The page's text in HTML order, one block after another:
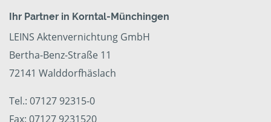
Ihr Partner in Korntal-Münchingen
LEINS Aktenvernichtung GmbH
Bertha-Benz-Straße 11
72141 Walddorfhäslach
Tel.: 07127 92315-0
Fax: 07127 9231520